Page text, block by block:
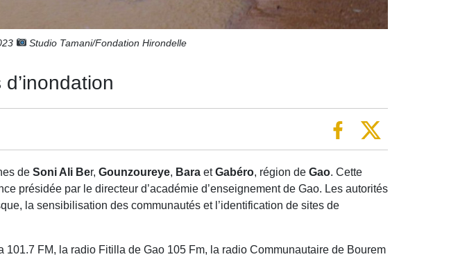
Studio Tamani/Fondation Hirondelle
de Soni Ali Ber, Gounzoureye, Bara etGabéro, région de Gao. Cette
présidée par le directeur d’académie d’enseignement de Gao. Les autorités
la sensibilisation des communautés et l’identification de sites de
FM, la radio Fitilla de Gao 105 Fm, la radio Communautaire de Bourem